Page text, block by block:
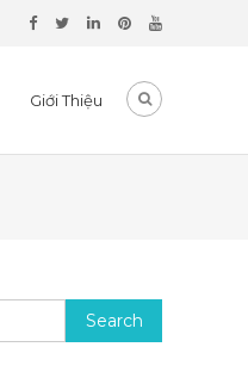
Giới Thiệu
Search for: